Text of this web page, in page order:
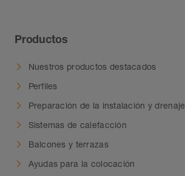
Productos
Nuestros productos destacados
Perfiles
Preparación de la instalación y drenaje
Sistemas de calefacción
Balcones y terrazas
Ayudas para la colocación